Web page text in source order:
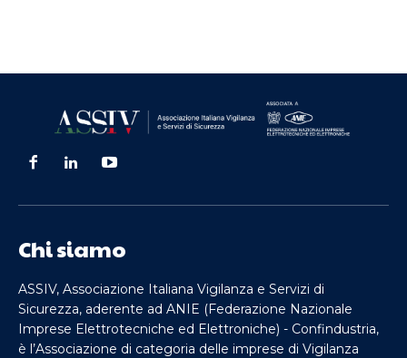
Chi siamo
ASSIV, Associazione Italiana Vigilanza e Servizi di
Sicurezza, aderente ad ANIE (Federazione Nazionale
Imprese Elettrotecniche ed Elettroniche) - Confindustria,
è l’Associazione di categoria delle imprese di Vigilanza